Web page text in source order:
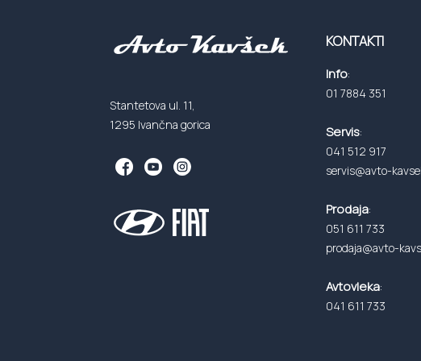
Stantetova ul. 11,
1295 Ivančna gorica
KONTAKTI
Info:
01 7884 351
Servis:
041 512 917
servis@avto-
Prodaja:
051 611 733
prodaja@avto-
Avtovleka:
041 611 733